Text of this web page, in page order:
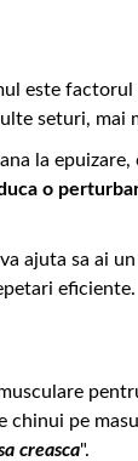
este
seturi,
la
o
ajuta sa ai
eficiente.
pe
creasca".